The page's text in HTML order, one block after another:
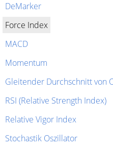
DeMarker
Force Index
MACD
Momentum
Gleitender Durchschnitt von
RSI (Relative Strength Index)
Relative Vigor Index
Stochastik Oszillator